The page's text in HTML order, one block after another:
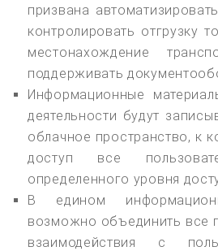
призвана
контролировать отгрузку
местонахождение
поддерживать
Информационные
деятельности будут
облачное пространство, к
доступ все
определенного уровня
В едином
возможно объединить все
взаимодействия с